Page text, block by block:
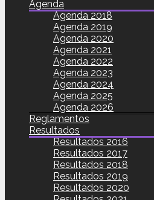
Agenda
Agenda 2018
Agenda 2019
Agenda 2020
Agenda 2021
Agenda 2022
Agenda 2023
Agenda 2024
Agenda 2025
Agenda 2026
Reglamentos
Resultados
Resultados 2016
Resultados 2017
Resultados 2018
Resultados 2019
Resultados 2020